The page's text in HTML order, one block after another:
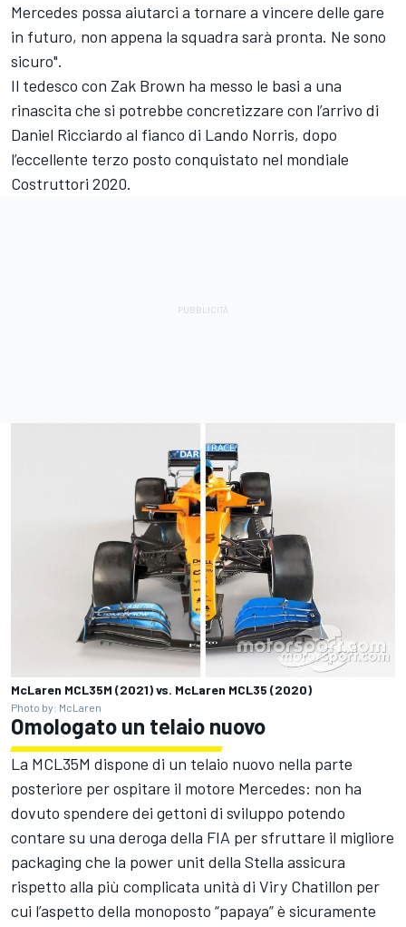
Mercedes possa aiutarci a tornare a vincere delle gare
in futuro, non appena la squadra sarà pronta. Ne sono
sicuro".
Il tedesco con Zak Brown ha messo le basi a una
rinascita che si potrebbe concretizzare con l’arrivo di
Daniel Ricciardo al fianco di Lando Norris, dopo
l’eccellente terzo posto conquistato nel mondiale
Costruttori 2020.
McLaren MCL35M (2021) vs. McLaren MCL35 (2020)
Photo by: McLaren
Omologato un telaio nuovo
La MCL35M dispone di un telaio nuovo nella parte
posteriore per ospitare il motore Mercedes: non ha
dovuto spendere dei gettoni di sviluppo potendo
contare su una deroga della FIA per sfruttare il migliore
packaging che la power unit della Stella assicura
rispetto alla più complicata unità di Viry Chatillon per
cui l’aspetto della monoposto “papaya” è sicuramente